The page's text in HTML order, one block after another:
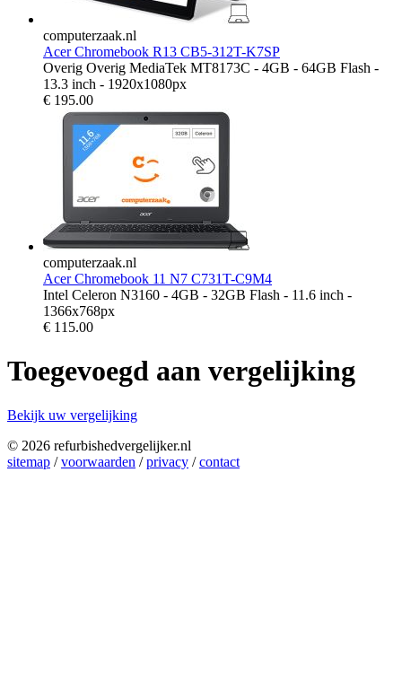
computerzaak.nl
Acer Chromebook R13 CB5-312T-K7SP
Overig Overig MediaTek MT8173C - 4GB - 64GB Flash -
13.3 inch - 1920x1080px
€ 195.00
computerzaak.nl
Acer Chromebook 11 N7 C731T-C9M4
Intel Celeron N3160 - 4GB - 32GB Flash - 11.6 inch -
1366x768px
€ 115.00
Toegevoegd aan vergelijking
Bekijk uw vergelijking
© 2026 refurbishedvergelijker.nl
sitemap /voorwaarden /privacy /contact